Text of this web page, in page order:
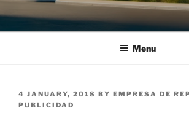
Menu
POSTED
ON
4 JANUARY, 2018 BY EMPRESA DE
PUBLICIDAD